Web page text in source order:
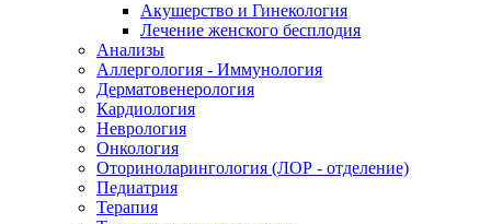
Акушерство и Гинекология
Лечение женского бесплодия
Анализы
Аллергология - Иммунология
Дерматовенерология
Кардиология
Неврология
Онкология
Оториноларингология (ЛОР - отделение)
Педиатрия
Терапия